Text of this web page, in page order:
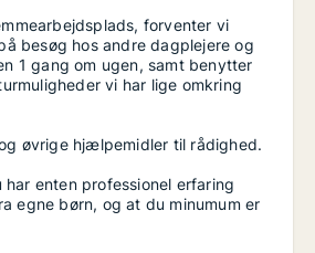
forventer vi
besøg hos andre dagplejere og
1 gang om ugen, samt benytter
vi har lige omkring
øvrige hjælpemidler til rådighed.
enten professionel erfaring
egne børn, og at du minumum er